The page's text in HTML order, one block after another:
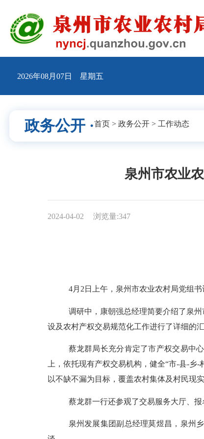
2026年08月07日 星期五
政务公开 ·首页 >政务公开 > 工作动态
泉州市农业
2024-04-02 浏览量:347
4月2日上午，泉州市农业农村局党组
调研中，康朝强总经理简要介绍了泉
设及农村产权交易规范化工作进行了详细的汇
蔡龙群局长充分肯定了市产权交易中
上，依托现有产权交易机构，健全“市-县-
以不缺不漏为目标，覆盖农村集体及村民现实
蔡龙群一行还参观了交易服务大厅、报
泉州发展集团副总经理莫煜昌，泉州